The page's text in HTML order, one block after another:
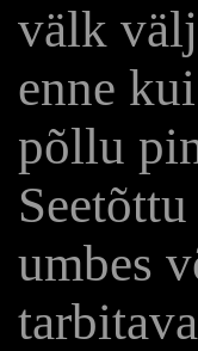
välk
enne
põllu
umbes